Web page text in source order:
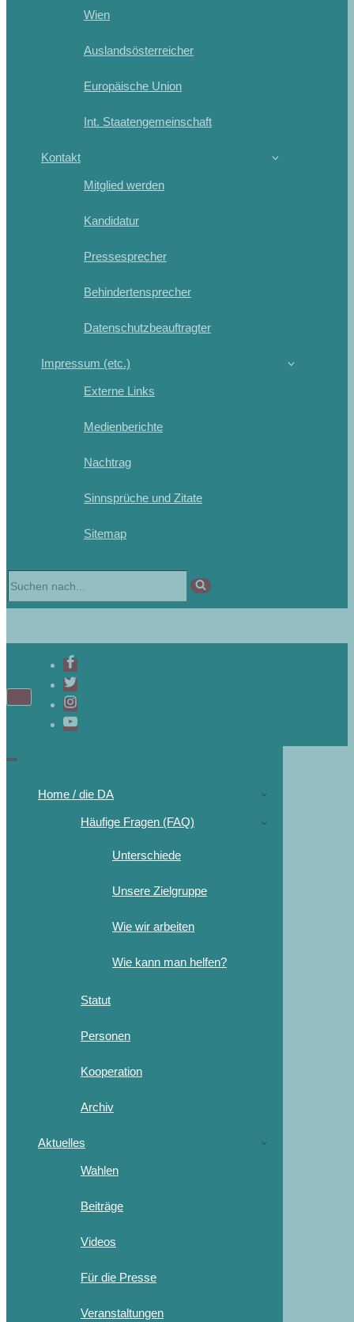
Wien
Auslandsösterreicher
Europäische Union
Int. Staatengemeinschaft
Kontakt
Mitglied werden
Kandidatur
Pressesprecher
Behindertensprecher
Datenschutzbeauftragter
Impressum (etc.)
Externe Links
Medienberichte
Nachtrag
Sinnsprüche und Zitate
Sitemap
Home / die DA
Häufige Fragen (FAQ)
Unterschiede
Unsere Zielgruppe
Wie wir arbeiten
Wie kann man helfen?
Statut
Personen
Kooperation
Archiv
Aktuelles
Wahlen
Beiträge
Videos
Für die Presse
Veranstaltungen